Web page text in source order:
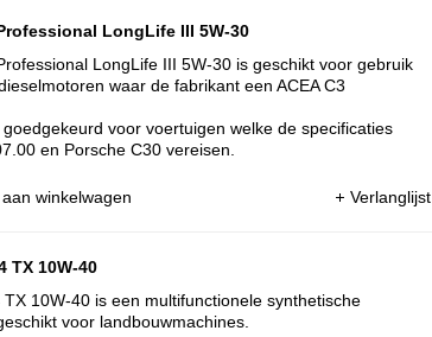
LongLife III 5W-30
LongLife III 5W-30 is geschikt voor gebruik
waar de fabrikant een ACEA C3
voor voertuigen welke de specificaties
en Porsche C30 vereisen.
winkelwagen Verlanglijst
TX 10W-40
TX 10W-40 is een multifunctionele synthetische
voor landbouwmachines.